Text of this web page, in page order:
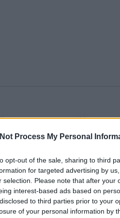
Process My Personal
opt-out of the sale, sharing to third
for targeted advertising by
selection. Please note that after your
interest-based ads based on
to third parties prior to your
of your personal information by
a Szent György
aSzent György havacímű
két tagja alkotott meg:
mindenkiszámára